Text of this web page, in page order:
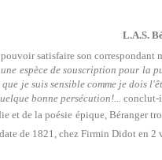
L.A.S.
pouvoir satisfaire son
espèce de souscription pour
que je suis sensible comme je dois
bonne persécution!... conclut-
et de la poésie épique, Béranger
de 1821, chez Firmin Didot en 2